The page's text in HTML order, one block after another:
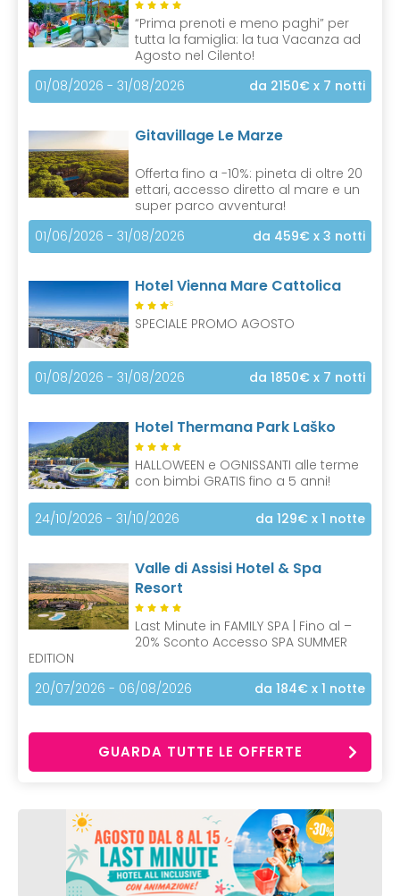
“Prima prenoti e meno paghi” per
tutta la famiglia: la tua Vacanza ad
Agosto nel Cilento!
01/08/2026 - 31/08/2026
da 2150€ x 7 notti
Gitavillage Le Marze
Offerta fino a -10%: pineta di oltre 20
ettari, accesso diretto al mare e un
super parco avventura!
01/06/2026 - 31/08/2026
da 459€ x 3 notti
Hotel Vienna Mare Cattolica
S
SPECIALE PROMO AGOSTO
01/08/2026 - 31/08/2026 da 1850€ x 7 notti
Hotel Thermana Park Laško
HALLOWEEN e OGNISSANTI alle terme
con bimbi GRATIS fino a 5 anni!
24/10/2026 - 31/10/2026 da 129€ x 1 notte
Valle di Assisi Hotel & Spa
Resort
Last Minute in FAMILY SPA | Fino al –
20% Sconto Accesso SPA SUMMER
EDITION
20/07/2026 - 06/08/2026
da 184€ x 1 notte
GUARDA TUTTE LE OFFERTE